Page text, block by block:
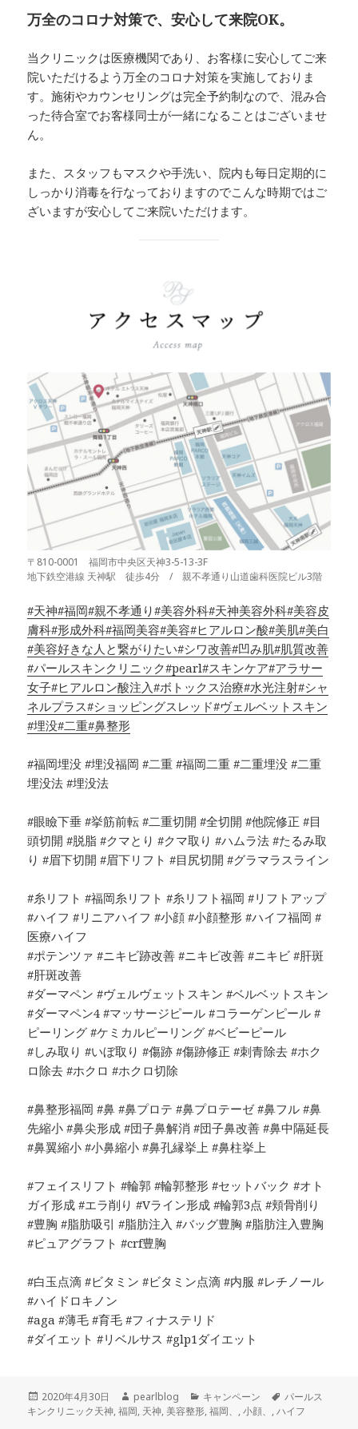
万全のコロナ対策で、安心して来院OK。
当クリニックは医療機関であり、お客様に安心してご来
院いただけるよう万全のコロナ対策を実施しておりま
す。施術やカウンセリングは完全予約制なので、混み合
った待合室でお客様同士が一緒になることはございませ
ん。
また、スタッフもマスクや手洗い、院内も毎日定期的に
しっかり消毒を行なっておりますのでこんな時期ではご
ざいますが安心してご来院いただけます。
〒810-0001 福岡市中央区天神3-5-13-3F
地下鉄空港線 天神駅 徒歩4分 / 親不孝通り山道歯科医院ビル3階
#天神#福岡#親不孝通り#美容外科#天神美容外科#美容皮
膚科#形成外科#福岡美容#美容#ヒアルロン酸#美肌#美白
#美容好きな人と繋がりたい#シワ改善#凹み肌#肌質改善
#パールスキンクリニック#pearl#スキンケア#アラサー
女子#ヒアルロン酸注入#ボトックス治療#水光注射#シャ
ネルプラス#ショッピングスレッド#ヴェルベットスキン
#埋没#二重#鼻整形
#福岡埋没 #埋没福岡 #二重 #福岡二重 #二重埋没 #二重
埋没法 #埋没法
#眼瞼下垂 #挙筋前転 #二重切開 #全切開 #他院修正 #目
頭切開 #脱脂 #クマとり #クマ取り #ハムラ法 #たるみ取
り #眉下切開 #眉下リフト #目尻切開 #グラマラスライン
#糸リフト #福岡糸リフト #糸リフト福岡 #リフトアップ
#ハイフ #リニアハイフ #小顔 #小顔整形 #ハイフ福岡 #
医療ハイフ
#ポテンツァ #ニキビ跡改善 #ニキビ改善 #ニキビ #肝斑
#肝斑改善
#ダーマペン #ヴェルヴェットスキン #ベルベットスキン
#ダーマペン4 #マッサージピール #コラーゲンピール #
ピーリング #ケミカルピーリング #ベビーピール
#しみ取り #いぼ取り #傷跡 #傷跡修正 #刺青除去 #ホク
ロ除去 #ホクロ #ホクロ切除
#鼻整形福岡 #鼻 #鼻プロテ #鼻プロテーゼ #鼻フル #鼻
先縮小 #鼻尖形成 #団子鼻解消 #団子鼻改善 #鼻中隔延長
#鼻翼縮小 #小鼻縮小 #鼻孔縁挙上 #鼻柱挙上
#フェイスリフト #輪郭 #輪郭整形 #セットバック #オト
ガイ形成 #エラ削り #Vライン形成 #輪郭3点 #頬骨削り
#豊胸 #脂肪吸引 #脂肪注入 #バッグ豊胸 #脂肪注入豊胸
#ピュアグラフト #crf豊胸
#白玉点滴 #ビタミン #ビタミン点滴 #内服 #レチノール
#ハイドロキノン
#aga #薄毛 #育毛 #フィナステリド
#ダイエット #リベルサス #glp1ダイエット
投
稿
2020年4月30日
作
成
pearlblog
カ
テ
キャンペーン
タ
グ
パールス
キンクリニック天神,福岡, 天神,美容整形,福岡、 ,小顔、 ,ハイフ